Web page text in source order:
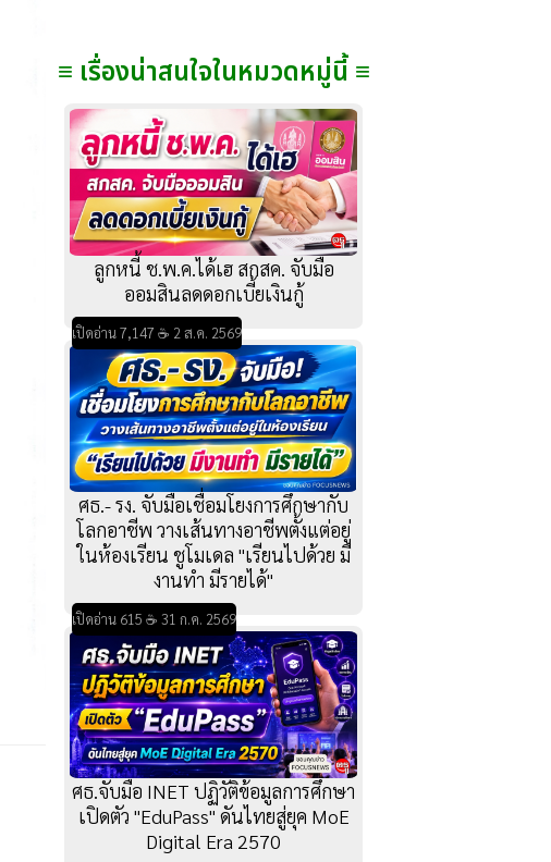
≡ เรื่องน่าสนใจในหมวดหมู่นี้ ≡
ลูกหนี้ ช.พ.ค.ได้เฮ สกสค. จับมือ
ออมสินลดดอกเบี้ยเงินกู้
เปิดอ่าน 7,147 ☕ 2 ส.ค. 2569
ศธ.- รง. จับมือเชื่อมโยงการศึกษากับ
โลกอาชีพ วางเส้นทางอาชีพตั้งแต่อยู่
ในห้องเรียน ชูโมเดล "เรียนไปด้วย มี
งานทำ มีรายได้"
เปิดอ่าน 615 ☕ 31 ก.ค. 2569
ศธ.จับมือ INET ปฏิวัติข้อมูลการศึกษา
เปิดตัว "EduPass" ดันไทยสู่ยุค MoE
Digital Era 2570